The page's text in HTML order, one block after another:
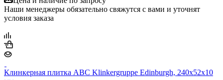
Наши менеджеры обязательно свяжутся с вами и уточнят
условия заказа
Клинкерная плитка ABC Klinkergruppe Edinburgh, 240х52х10